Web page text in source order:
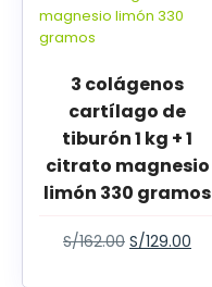
3 colágenos
cartílago de
tiburón 1 kg + 1
citrato magnesio
limón 330 gramos
S/162.00 S/129.00